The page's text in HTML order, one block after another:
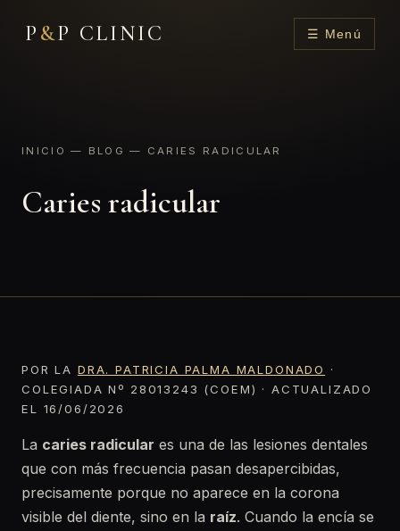
P &P CLINIC ☰ Menú
INICIO — BLOG — CARIES RADICULAR
Caries radicular
POR LA DRA. PATRICIA PALMA MALDONADO
·
COLEGIADA Nº 28013243 (COEM) · ACTUALIZADO
EL 16/06/2026
La caries radicular es una de las lesiones dentales
que con más frecuencia pasan desapercibidas,
precisamente porque no aparece en la corona
visible del diente, sino en la raíz. Cuando la encía se